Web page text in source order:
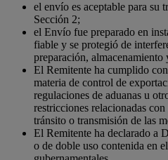
el envío es aceptable para su
Sección 2;
el Envío fue preparado en
fiable y se protegió de
preparación,
El Remitente ha cumplido
materia de control de
regulaciones de aduanas u
restricciones relacionadas
tránsito o transmisión de las
El Remitente ha declarado a
o de doble uso contenida en